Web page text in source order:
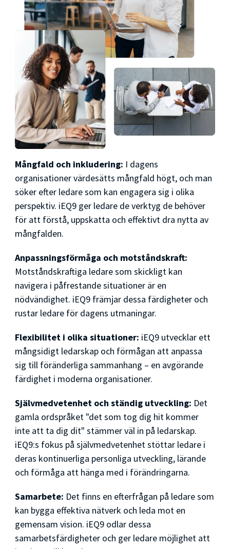
Mångfald och inkludering: I dagens
organisationer värdesätts mångfald högt, och man
söker efter ledare som kan engagera sig i olika
perspektiv. iEQ9 ger ledare de verktyg de behöver
för att förstå, uppskatta och effektivt dra nytta av
mångfalden.
Anpassningsförmåga och motståndskraft:
Motståndskraftiga ledare som skickligt kan
navigera i påfrestande situationer är en
nödvändighet. iEQ9 främjar dessa färdigheter och
rustar ledare för dagens utmaningar.
Flexibilitet i olika situationer: iEQ9 utvecklar ett
mångsidigt ledarskap och förmågan att anpassa
sig till föränderliga sammanhang – en avgörande
färdighet i moderna organisationer.
Självmedvetenhet och ständig utveckling: Det
gamla ordspråket "det som tog dig hit kommer
inte att ta dig dit" stämmer väl in på ledarskap.
iEQ9:s fokus på självmedvetenhet stöttar ledare i
deras kontinuerliga personliga utveckling, lärande
och förmåga att hänga med i förändringarna.
Samarbete: Det finns en efterfrågan på ledare som
kan bygga effektiva nätverk och leda mot en
gemensam vision. iEQ9 odlar dessa
samarbetsfärdigheter och ger ledare möjlighet att